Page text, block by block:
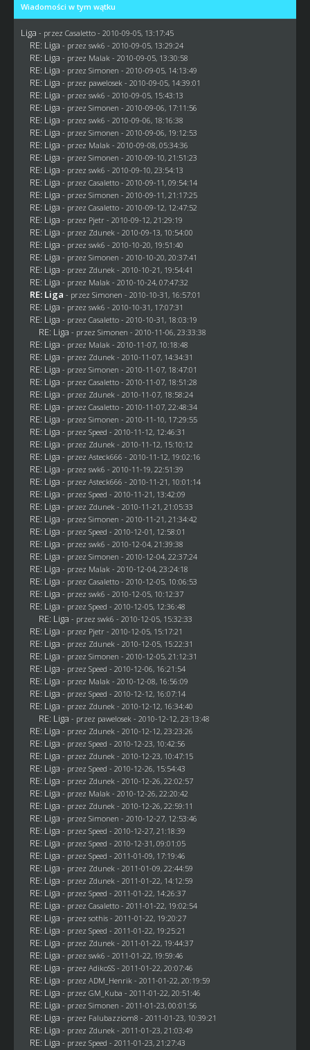
Wiadomości w tym wątku
Liga - przez Casaletto- 2010-09-05, 13:17:45
RE: Liga - przez swk6 - 2010-09-05, 13:29:24
RE: Liga - przez Malak - 2010-09-05, 13:30:58
RE: Liga - przez Simonen - 2010-09-05, 14:13:49
RE: Liga - przez pawelosek - 2010-09-05, 14:39:01
RE: Liga - przez swk6 - 2010-09-05, 15:43:13
RE: Liga - przez Simonen - 2010-09-06, 17:11:56
RE: Liga - przez swk6 - 2010-09-06, 18:16:38
RE: Liga - przez Simonen - 2010-09-06, 19:12:53
RE: Liga - przez Malak - 2010-09-08, 05:34:36
RE: Liga - przez Simonen - 2010-09-10, 21:51:23
RE: Liga - przez swk6 - 2010-09-10, 23:54:13
RE: Liga - przez Casaletto- 2010-09-11, 09:54:14
RE: Liga - przez Simonen - 2010-09-11, 21:17:25
RE: Liga - przez Casaletto- 2010-09-12, 12:47:52
RE: Liga - przez Pjetr- 2010-09-12, 21:29:19
RE: Liga - przez Zdunek - 2010-09-13, 10:54:00
RE: Liga - przez swk6 - 2010-10-20, 19:51:40
RE: Liga - przez Simonen - 2010-10-20, 20:37:41
RE: Liga - przez Zdunek - 2010-10-21, 19:54:41
RE: Liga - przez Malak - 2010-10-24, 07:47:32
RE: Liga - przez Simonen - 2010-10-31, 16:57:01
RE: Liga - przez swk6 - 2010-10-31, 17:07:31
RE: Liga - przez Casaletto- 2010-10-31, 18:03:19
RE: Liga - przez Simonen - 2010-11-06, 23:33:38
RE: Liga - przez Malak - 2010-11-07, 10:18:48
RE: Liga - przez Zdunek - 2010-11-07, 14:34:31
RE: Liga - przez Simonen - 2010-11-07, 18:47:01
RE: Liga - przez Casaletto- 2010-11-07, 18:51:28
RE: Liga - przez Zdunek - 2010-11-07, 18:58:24
RE: Liga - przez Casaletto- 2010-11-07, 22:48:34
RE: Liga - przez Simonen - 2010-11-10, 17:29:55
RE: Liga - przez Speed - 2010-11-12, 12:46:31
RE: Liga - przez Zdunek - 2010-11-12, 15:10:12
RE: Liga - przez Asteck666 - 2010-11-12, 19:02:16
RE: Liga - przez swk6 - 2010-11-19, 22:51:39
RE: Liga - przez Asteck666 - 2010-11-21, 10:01:14
RE: Liga - przez Speed - 2010-11-21, 13:42:09
RE: Liga - przez Zdunek - 2010-11-21, 21:05:33
RE: Liga - przez Simonen - 2010-11-21, 21:34:42
RE: Liga - przez Speed - 2010-12-01, 12:58:01
RE: Liga - przez swk6 - 2010-12-04, 21:39:38
RE: Liga - przez Simonen - 2010-12-04, 22:37:24
RE: Liga - przez Malak - 2010-12-04, 23:24:18
RE: Liga - przez Casaletto- 2010-12-05, 10:06:53
RE: Liga - przez swk6 - 2010-12-05, 10:12:37
RE: Liga - przez Speed - 2010-12-05, 12:36:48
RE: Liga - przez swk6 - 2010-12-05, 15:32:33
RE: Liga - przez Pjetr- 2010-12-05, 15:17:21
RE: Liga - przez Zdunek - 2010-12-05, 15:22:31
RE: Liga - przez Simonen - 2010-12-05, 21:12:31
RE: Liga - przez Speed - 2010-12-06, 16:21:54
RE: Liga - przez Malak - 2010-12-08, 16:56:09
RE: Liga - przez Speed - 2010-12-12, 16:07:14
RE: Liga - przez Zdunek - 2010-12-12, 16:34:40
RE: Liga - przez pawelosek - 2010-12-12, 23:13:48
RE: Liga - przez Zdunek - 2010-12-12, 23:23:26
RE: Liga - przez Speed - 2010-12-23, 10:42:56
RE: Liga - przez Zdunek - 2010-12-23, 10:47:15
RE: Liga - przez Speed - 2010-12-26, 15:54:43
RE: Liga - przez Zdunek - 2010-12-26, 22:02:57
RE: Liga - przez Malak - 2010-12-26, 22:20:42
RE: Liga - przez Zdunek - 2010-12-26, 22:59:11
RE: Liga - przez Simonen - 2010-12-27, 12:53:46
RE: Liga - przez Speed - 2010-12-27, 21:18:39
RE: Liga - przez Speed - 2010-12-31, 09:01:05
RE: Liga - przez Speed - 2011-01-09, 17:19:46
RE: Liga - przez Zdunek - 2011-01-09, 22:44:59
RE: Liga - przez Zdunek - 2011-01-22, 14:12:59
RE: Liga - przez Speed - 2011-01-22, 14:26:37
RE: Liga - przez Casaletto- 2011-01-22, 19:02:54
RE: Liga - przez sothis- 2011-01-22, 19:20:27
RE: Liga - przez Speed - 2011-01-22, 19:25:21
RE: Liga - przez Zdunek - 2011-01-22, 19:44:37
RE: Liga - przez swk6 - 2011-01-22, 19:59:46
RE: Liga - przez AdikoSS - 2011-01-22, 20:07:46
RE: Liga - przez ADM_Henrik - 2011-01-22, 20:19:59
RE: Liga - przez GM_Kuba - 2011-01-22, 20:51:46
RE: Liga - przez Simonen - 2011-01-23, 00:01:56
RE: Liga - przez Falubazziom8 - 2011-01-23, 10:39:21
RE: Liga - przez Zdunek - 2011-01-23, 21:03:49
RE: Liga - przez Speed - 2011-01-23, 21:27:43